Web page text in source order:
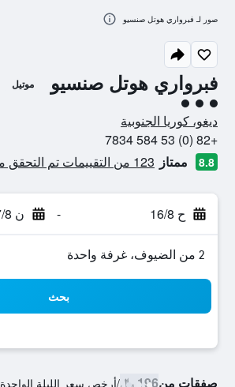
فبرواري هوتل صنسيو موتيل
تقييم فئة 3
ديغو، كوريا الجنوبية
+82 (0) 53 584 7834
8.8 ممتاز 123 من التقييمات تم التحقق منها
ح 16/8 - ن 17/8
2 من الضيوف، غرفة واحدة
بحث
صفقات من196 ﷼ /أرخص سعر الليلة الواحدة
صور لـ فبرواري هوتل صنسيو